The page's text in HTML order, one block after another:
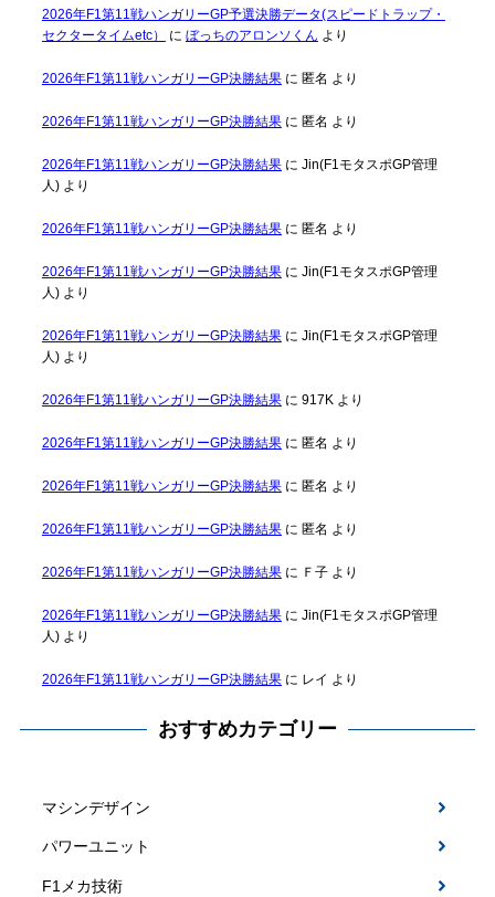
2026年F1第11戦ハンガリーGP予選決勝データ(スピードトラップ・
セクタータイムetc）
に ぼっちのアロンソくん より
2026年F1第11戦ハンガリーGP決勝結果に 匿名 より
2026年F1第11戦ハンガリーGP決勝結果に 匿名 より
2026年F1第11戦ハンガリーGP決勝結果に Jin(F1モタスポGP管理
人)より
2026年F1第11戦ハンガリーGP決勝結果に 匿名 より
2026年F1第11戦ハンガリーGP決勝結果に Jin(F1モタスポGP管理
人)より
2026年F1第11戦ハンガリーGP決勝結果に Jin(F1モタスポGP管理
人)より
2026年F1第11戦ハンガリーGP決勝結果に 917Kより
2026年F1第11戦ハンガリーGP決勝結果に 匿名 より
2026年F1第11戦ハンガリーGP決勝結果に 匿名 より
2026年F1第11戦ハンガリーGP決勝結果に 匿名 より
2026年F1第11戦ハンガリーGP決勝結果に Ｆ子より
2026年F1第11戦ハンガリーGP決勝結果に Jin(F1モタスポGP管理
人)より
2026年F1第11戦ハンガリーGP決勝結果に レイ より
おすすめカテゴリー
マシンデザイン
パワーユニット
F1メカ技術